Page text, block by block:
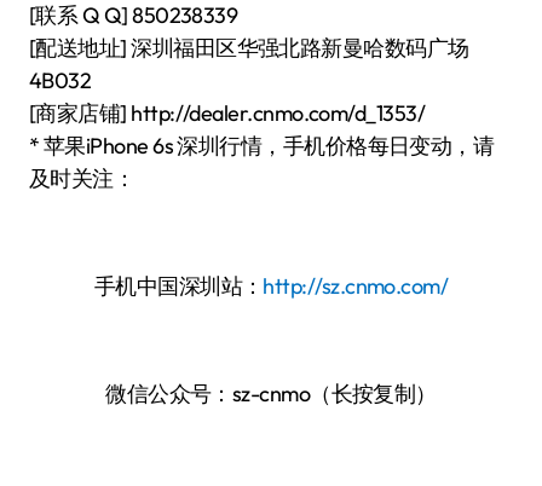
[联系 Q Q] 850238339
[配送地址] 深圳福田区华强北路新曼哈数码广场
4B032
[商家店铺] http://dealer.cnmo.com/d_1353/
* 苹果iPhone 6s 深圳行情，手机价格每日变动，请
及时关注：
手机中国深圳站： http://sz.cnmo.com/
微信公众号：sz-cnmo（长按复制）